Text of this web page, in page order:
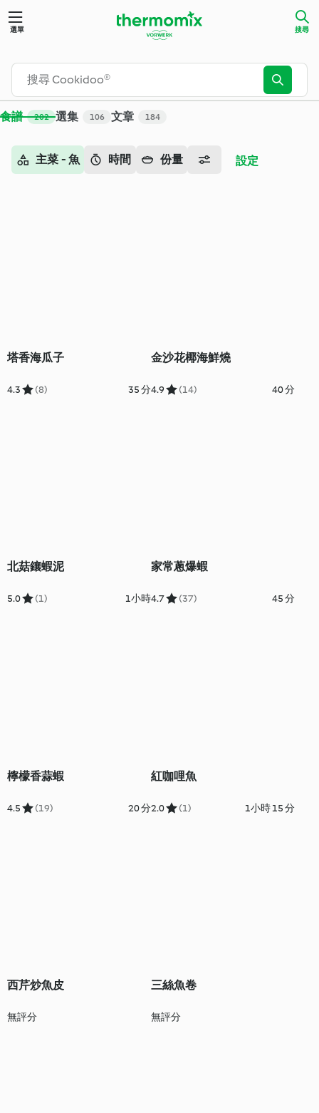
選單 搜尋
食譜 202 選集 106 文章 184
主菜 - 魚 時間 份量 設定
塔香海瓜子
4.3 (8) 35 分
金沙花椰海鮮燒
4.9 (14) 40 分
北菇鑲蝦泥
5.0 (1) 1小時
家常蔥爆蝦
4.7 (37) 45 分
檸檬香蒜蝦
4.5 (19) 20 分
紅咖哩魚
2.0 (1) 1小時 15 分
西芹炒魚皮
無評分
三絲魚卷
無評分
搜尋 - Cookidoo® – Thermomix® 官方食譜平台